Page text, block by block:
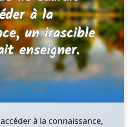
à la connaissance,